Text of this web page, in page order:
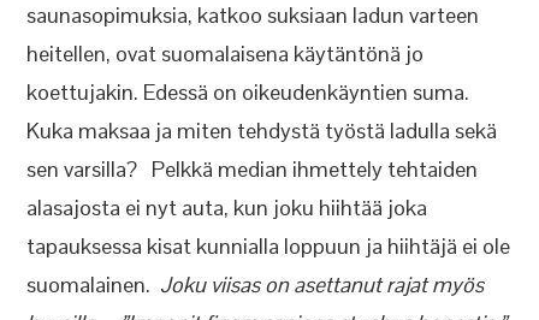
saunasopimuksia, katkoo suksiaan ladun varteen
heitellen, ovat suomalaisena käytäntönä jo
koettujakin. Edessä on oikeudenkäyntien suma.
Kuka maksaa ja miten tehdystä työstä ladulla sekä
sen varsilla? Pelkkä median ihmettely tehtaiden
alasajosta ei nyt auta, kun joku hiihtää joka
tapauksessa kisat kunnialla loppuun ja hiihtäjä ei ole
suomalainen. Joku viisas on asettanut rajat myös